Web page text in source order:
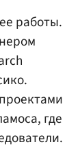
работы.
где